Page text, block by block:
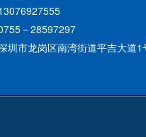
－28597297
圳市龙岗区南湾街道平吉大道